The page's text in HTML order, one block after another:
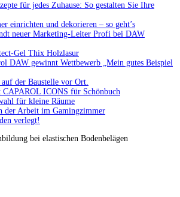
für jedes Zuhause: So gestalten Sie Ihre
einrichten und dekorieren – so geht’s
neuer Marketing-Leiter Profi bei DAW
Gel Thix Holzlasur
DAW gewinnt Wettbewerb „Mein gutes Beispiel
der Baustelle vor Ort.
ICONS für Schönbuch
für kleine Räume
der Arbeit im Gamingzimmer
verlegt!
bei elastischen Bodenbelägen